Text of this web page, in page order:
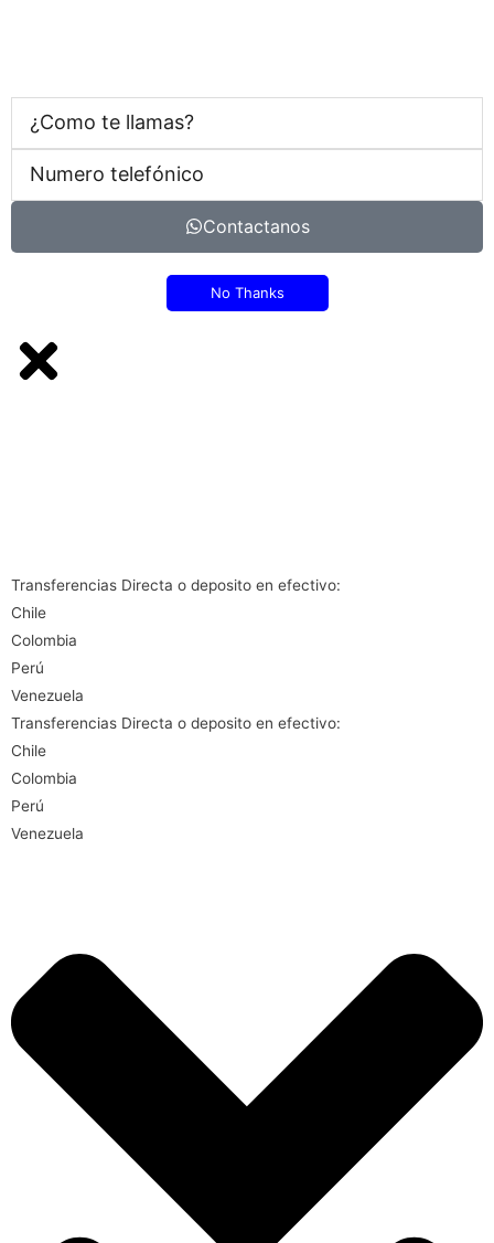
Contactanos
No Thanks
Transferencias Directa o deposito en efectivo:
Chile
Colombia
Perú
Venezuela
Transferencias Directa o deposito en efectivo:
Chile
Colombia
Perú
Venezuela